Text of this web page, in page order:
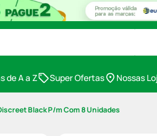
de A a Z Super Ofertas Nossas
Black P/m Com 8 Unidades